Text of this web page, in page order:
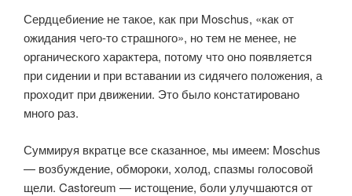
Сердцебиение не такое, как при Moschus, «как от
ожидания чего-то страшного», но тем не менее, не
органического характера, потому что оно появляется
при сидении и при вставании из сидячего положения, а
проходит при движении. Это было констатировано
много раз.
Суммируя вкратце все сказанное, мы имеем: Moschus
— возбуждение, обмороки, холод, спазмы голосовой
щели. Castoreum — истощение, боли улучшаются от